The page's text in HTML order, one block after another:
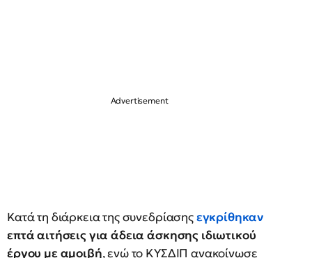
Κατά τη διάρκεια της συνεδρίασηςεγκρίθηκαν
επτά αιτήσεις για άδεια άσκησης ιδιωτικού
έργου με αμοιβή, ενώ το ΚΥΣΔΙΠ ανακοίνωσε